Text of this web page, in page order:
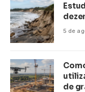
5 de
de